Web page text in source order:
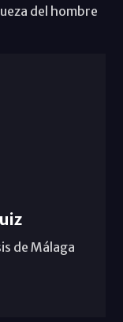
del hombre
de Málaga